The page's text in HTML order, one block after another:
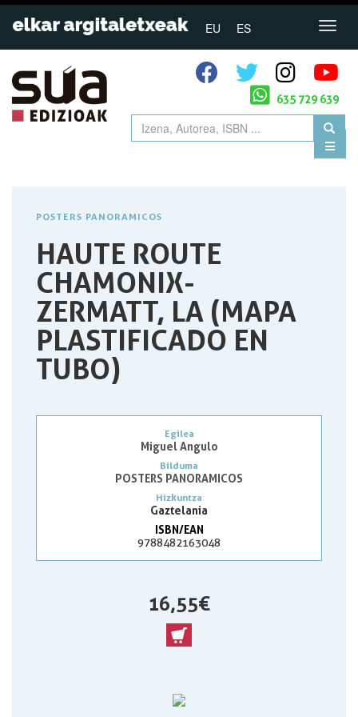
EU ES
635 729 639
POSTERS PANORAMICOS
HAUTE ROUTE
CHAMONIX-
ZERMATT, LA (MAPA
PLASTIFICADO EN
TUBO)
Egilea
Miguel Angulo
Bilduma
POSTERS PANORAMICOS
Hizkuntza
Gaztelania
ISBN/EAN
9788482163048
16,55 €